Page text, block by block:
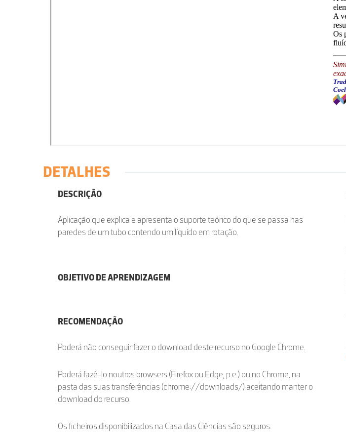
DETALHES
DESCRIÇÃO
Aplicação que explica e apresenta o suporte teórico do que se passa nas
paredes de um tubo contendo um líquido em rotação.
OBJETIVO DE APRENDIZAGEM
RECOMENDAÇÃO
Poderá não conseguir fazer o download deste recurso no Google Chrome.
Poderá fazê-lo noutros browsers (Firefox ou Edge, p.e.) ou no Chrome, na
pasta das suas transferências (chrome://downloads/) aceitando manter o
download do recurso.
Os ficheiros disponibilizados na Casa das Ciências são seguros.